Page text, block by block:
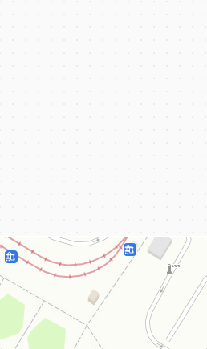
КёнигКлимат
Кондиционеры в Калининграде
Установка кондиционеров в Калининграде